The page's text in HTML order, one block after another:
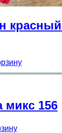
микс 156